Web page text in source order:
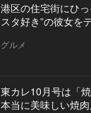
港区の住宅街にひ
スタ好き”の彼女を
グルメ
東カレ10月号は「
本当に美味しい焼